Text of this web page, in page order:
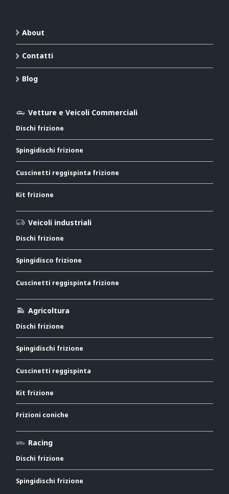
About
Contatti
Blog
Vetture e Veicoli Commerciali
Dischi frizione
Spingidischi frizione
Cuscinetti reggispinta frizione
Kit frizione
Veicoli industriali
Dischi frizione
Spingidisco frizione
Cuscinetti reggispinta frizione
Agricoltura
Dischi frizione
Spingidischi frizione
Cuscinetti reggispinta
Kit frizione
Frizioni coniche
Racing
Dischi frizione
Spingidischi frizione